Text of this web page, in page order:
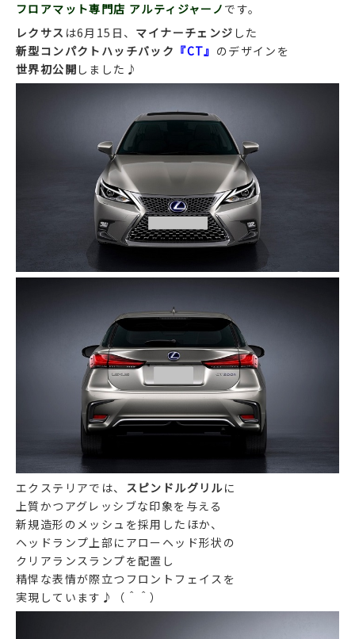
フロアマット専門店 アルティジャーノ です。
レクサス は6月15日、 マイナーチェンジ した
新型コンパクトハッチバック 『CT』 のデザインを
世界初公開 しました♪
エクステリアでは、 スピンドルグリルに
上質かつアグレッシブな印象を与える
新規造形のメッシュを採用したほか、
ヘッドランプ上部にアローヘッド形状の
クリアランスランプを配置し
精悍な表情が際立つフロントフェイスを
実現しています♪（＾＾）